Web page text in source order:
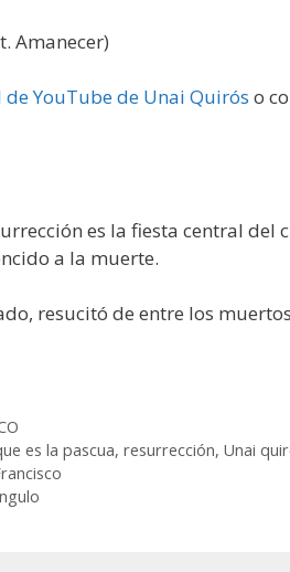
Amanecer)
de YouTube de Unai Quirós o
es la fiesta central del
a la muerte.
resucitó de entre los
es la pascua,resurrección,Unai